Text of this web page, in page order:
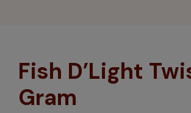
Fish D’Light
Gram